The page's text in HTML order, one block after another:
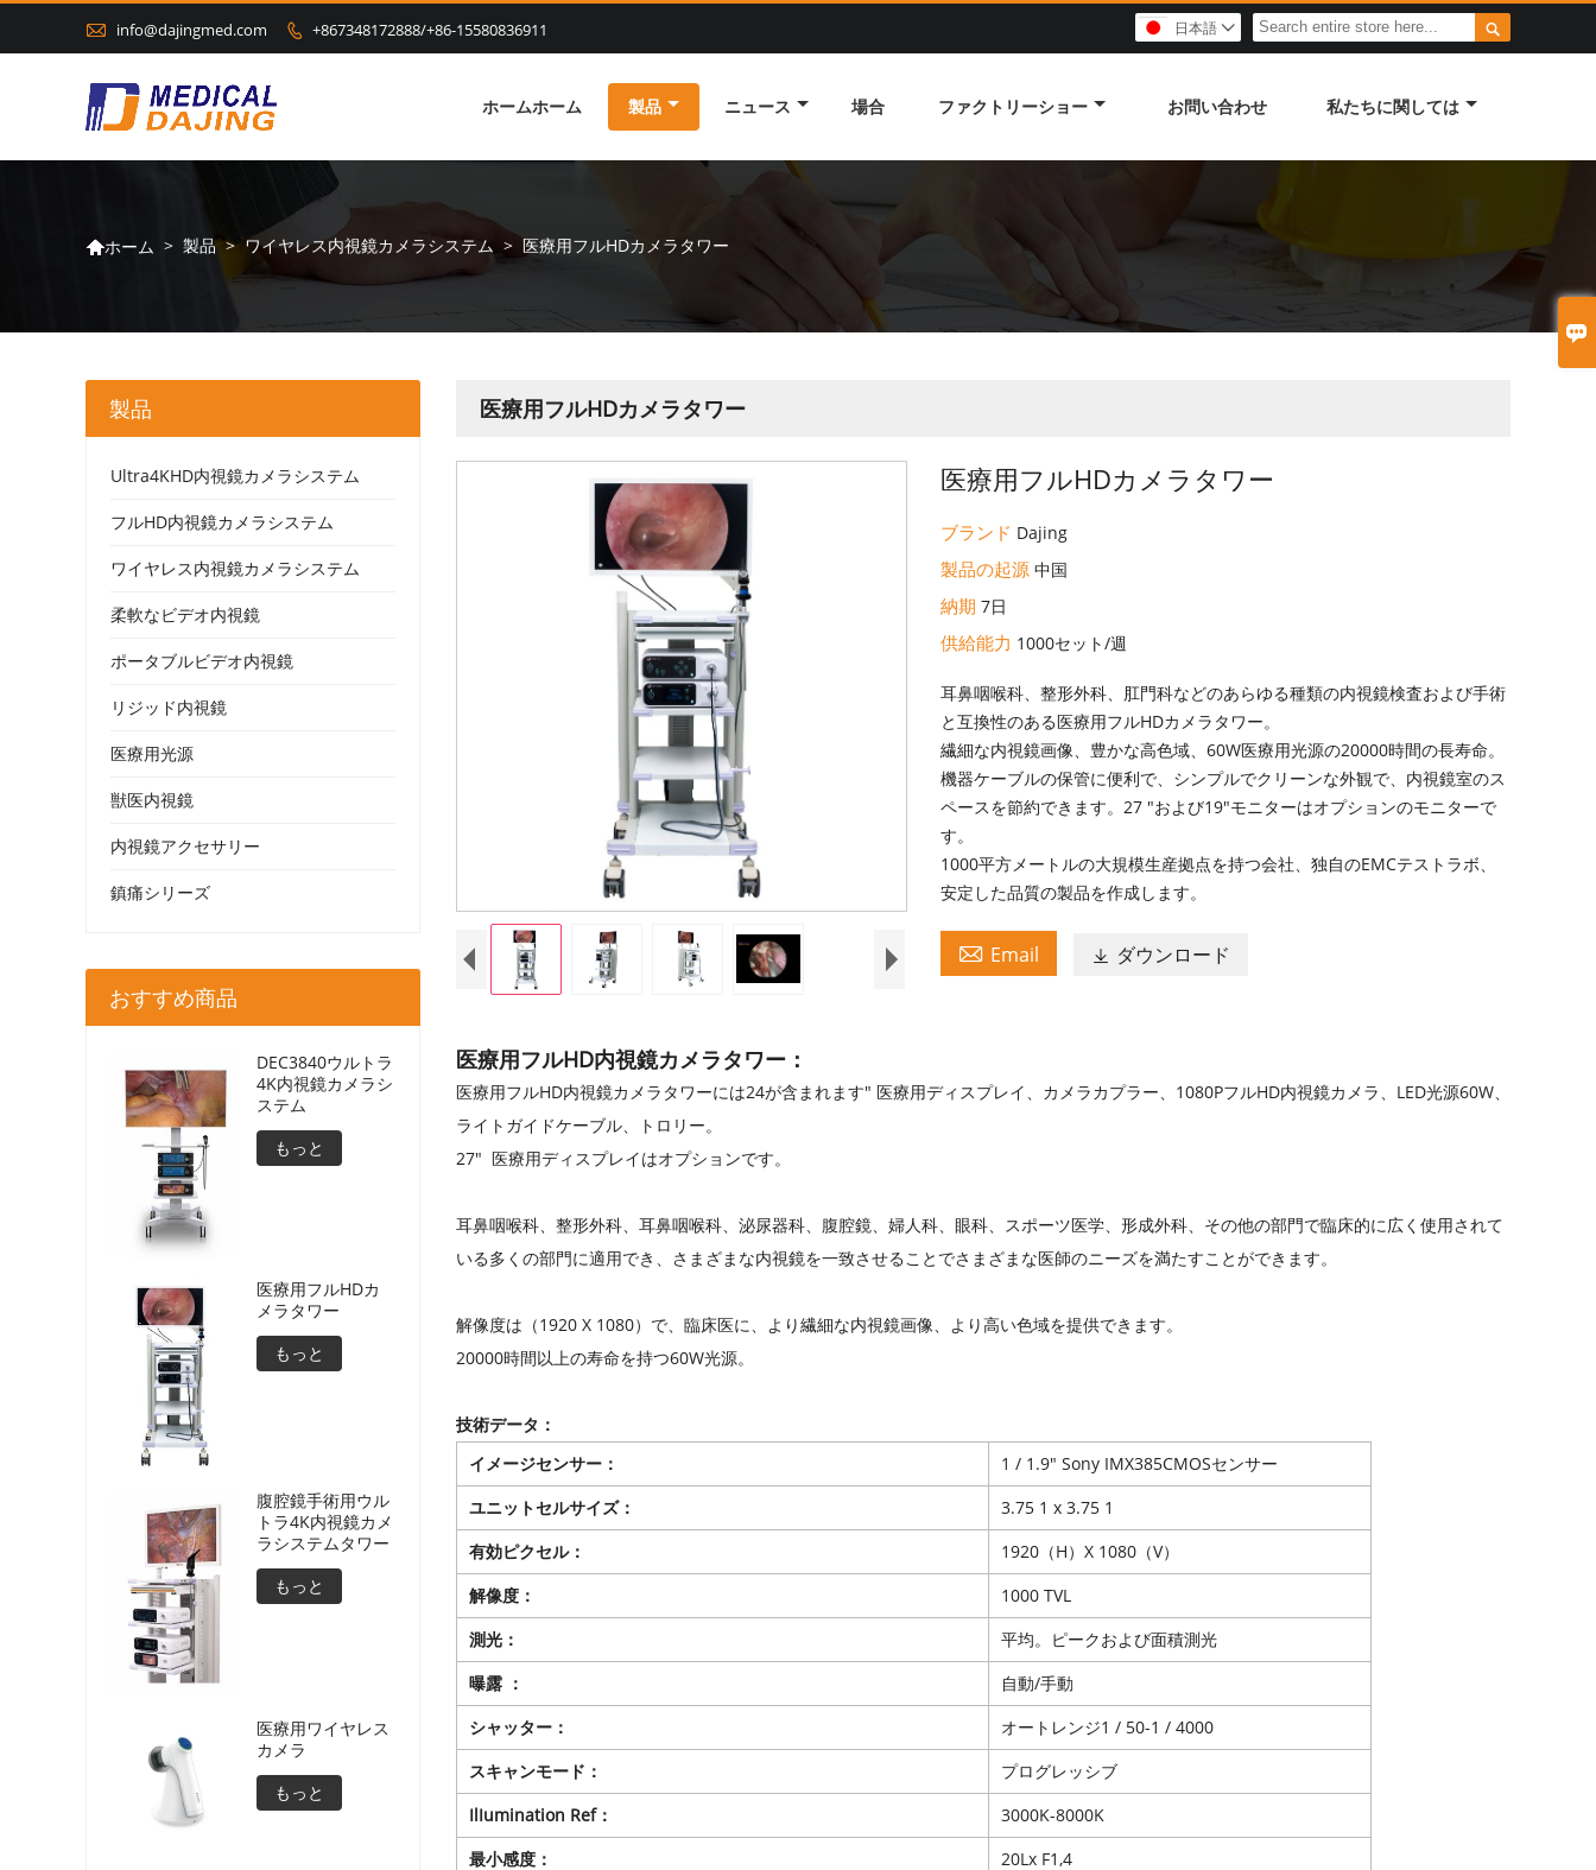

 info@dajingmed.com  +867348172888/+86-15580836911 
日本語 
ホームホーム 製品 ニュース 場合 ファクトリーショー お問い合わせ 私たちに関しては
ホーム > 製品 > ワイヤレス内視鏡カメラシステム > 医療用フルHDカメラタワー
医療用フルHDカメラタワー
医療用フルHDカメラタワー
ブランド Dajing
製品の起源中国
納期7日
供給能力 1000セット/週
耳鼻咽喉科、整形外科、肛門科などのあらゆる種類の内視鏡検査および手術
と互換性のある医療用フルHDカメラタワー。
繊細な内視鏡画像、豊かな高色域、60W医療用光源の20000時間の長寿命。
機器ケーブルの保管に便利で、シンプルでクリーンな外観で、内視鏡室のス
ペースを節約できます。27 "および19"モニターはオプションのモニターで
す。
1000平方メートルの大規模生産拠点を持つ会社、独自のEMCテストラボ、
安定した品質の製品を作成します。
 Email  ダウンロード
医療用フルHD内視鏡カメラタワー：
医療用フルHD内視鏡カメラタワーには24が含まれます" 医療用ディスプレイ、カメラカプラー、1080PフルHD内視鏡カメラ、LED光源60W、
ライトガイドケーブル、トロリー。
27" 医療用ディスプレイはオプションです。
耳鼻咽喉科、整形外科、耳鼻咽喉科、泌尿器科、腹腔鏡、婦人科、眼科、スポーツ医学、形成外科、その他の部門で臨床的に広く使用されて
いる多くの部門に適用でき、さまざまな内視鏡を一致させることでさまざまな医師のニーズを満たすことができます。
解像度は（1920 X 1080）で、臨床医に、より繊細な内視鏡画像、より高い色域を提供できます。
20000時間以上の寿命を持つ60W光源。
技術データ：
イメージセンサー：
1 / 1.9" Sony IMX385CMOSセンサー
ユニットセルサイズ：
3.75 1 x 3.75 1
有効ピクセル：
1920（H）X 1080（V）
解像度：
1000 TVL
測光：
平均。ピークおよび面積測光
曝露 ：
自動/手動
シャッター：
オートレンジ1 / 50-1 / 4000
スキャンモード：
プログレッシブ
IlIumination Ref：
3000K-8000K
最小感度：
20Lx F1,4
製品
Ultra4KHD内視鏡カメラシステム
フルHD内視鏡カメラシステム
ワイヤレス内視鏡カメラシステム
柔軟なビデオ内視鏡
ポータブルビデオ内視鏡
リジッド内視鏡
医療用光源
獣医内視鏡
内視鏡アクセサリー
鎮痛シリーズ
おすすめ商品
DEC3840ウルトラ
4K内視鏡カメラシ
ステム
もっと
医療用フルHDカ
メラタワー
もっと
腹腔鏡手術用ウル
トラ4K内視鏡カメ
ラシステムタワー
もっと
医療用ワイヤレス
カメラ
もっと